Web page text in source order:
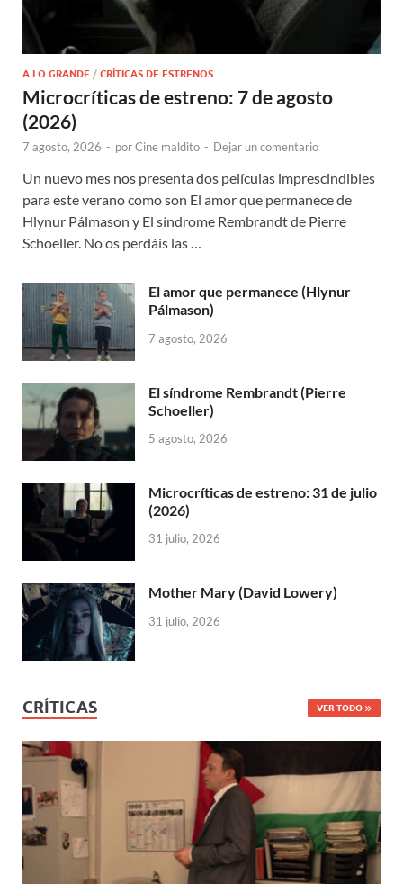
A LO GRANDE / CRÍTICAS DE ESTRENOS
Microcríticas de estreno: 7 de agosto
(2026)
7 agosto, 2026 - porCine maldito - Dejar un comentario
Un nuevo mes nos presenta dos películas imprescindibles
para este verano como son El amor que permanece de
Hlynur Pálmason y El síndrome Rembrandt de Pierre
Schoeller. No os perdáis las …
El amor que permanece (Hlynur
Pálmason)
7 agosto, 2026
El síndrome Rembrandt (Pierre
Schoeller)
5 agosto, 2026
Microcríticas de estreno: 31 de julio
(2026)
31 julio, 2026
Mother Mary (David Lowery)
31 julio, 2026
CRÍTICAS VER TODO